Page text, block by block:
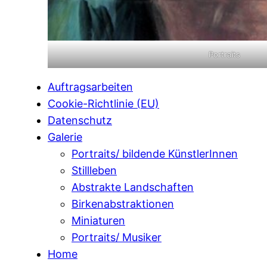
Portraits
Auftragsarbeiten
Cookie-Richtlinie (EU)
Datenschutz
Galerie
Portraits/ bildende KünstlerInnen
Stillleben
Abstrakte Landschaften
Birkenabstraktionen
Miniaturen
Portraits/ Musiker
Home